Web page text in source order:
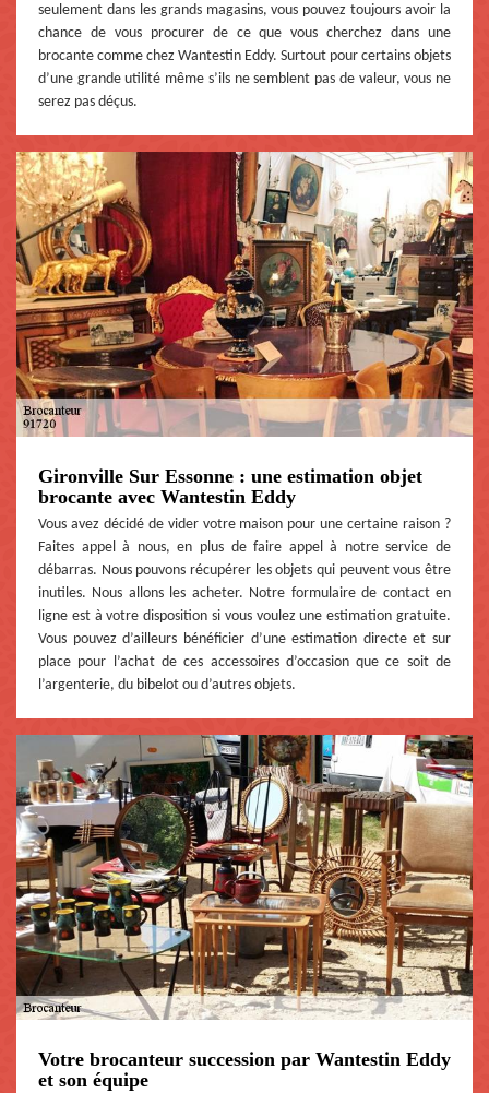
seulement dans les grands magasins, vous pouvez toujours avoir la
chance de vous procurer de ce que vous cherchez dans une
brocante comme chez Wantestin Eddy. Surtout pour certains objets
d’une grande utilité même s’ils ne semblent pas de valeur, vous ne
serez pas déçus.
Gironville Sur Essonne : une estimation objet
brocante avec Wantestin Eddy
Vous avez décidé de vider votre maison pour une certaine raison ?
Faites appel à nous, en plus de faire appel à notre service de
débarras. Nous pouvons récupérer les objets qui peuvent vous être
inutiles. Nous allons les acheter. Notre formulaire de contact en
ligne est à votre disposition si vous voulez une estimation gratuite.
Vous pouvez d’ailleurs bénéficier d’une estimation directe et sur
place pour l’achat de ces accessoires d’occasion que ce soit de
l’argenterie, du bibelot ou d’autres objets.
Votre brocanteur succession par Wantestin Eddy
et son équipe